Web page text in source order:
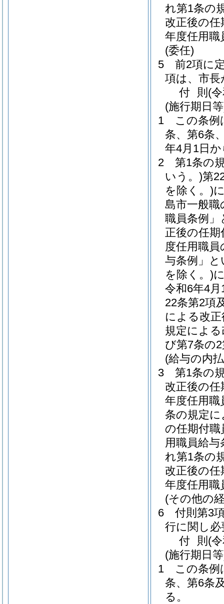
れ第1条の
改正後の
年度任用
(委任)
5
前2項に
項は、市
付 則 (
(施行期日
1
この条例
条、第6条
年4月1日
2
第1条の
いう。)第
を除く。)
島市一般職
職員条例」
正後の任
度任用職
与条例」と
を除く。)
令和6年4
22条第2項
による改
規定によ
び第7条の
(給与の内
3
第1条の
改正後の
年度任用
条の規定
の任期付
用職員給
れ第1条の
改正後の
年度任用
(その他の
6
付則第3
行に関し
付 則 (
(施行期日
1
この条例
条、第6条
る。